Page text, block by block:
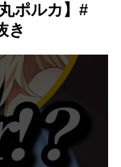
ポルカ】#
き